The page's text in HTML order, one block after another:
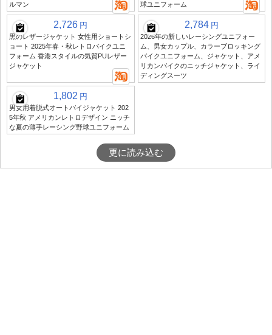
ルマン
球ユニフォーム
2,726 円
黒のレザージャケット 女性用ショートシ
ョート 2025年春・秋レトロバイクユニ
フォーム 香港スタイルの気質PUレザー
ジャケット
2,784 円
2026年の新しいレーシングユニフォー
ム、男女カップル、カラーブロッキング
バイクユニフォーム、ジャケット、アメ
リカンバイクのニッチジャケット、ライ
ディングスーツ
1,802 円
男女用着脱式オートバイジャケット 202
5年秋 アメリカンレトロデザイン ニッチ
な夏の薄手レーシング野球ユニフォーム
更に読み込む